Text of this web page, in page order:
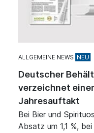
ALLGEMEINE NEWS
Deutscher
verzeichnet
Jahresauftakt
Bei Bier und
Absatz um 1,1 %,